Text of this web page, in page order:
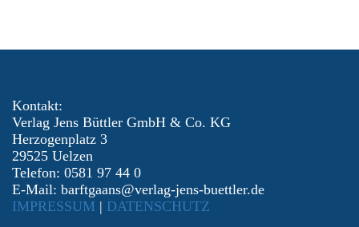
Kontakt:
Verlag Jens Büttler GmbH & Co. KG
Herzogenplatz 3
29525 Uelzen
Telefon: 0581 97 44 0
E-Mail: barftgaans@verlag-jens-buettler.de
IMPRESSUM | DATENSCHUTZ